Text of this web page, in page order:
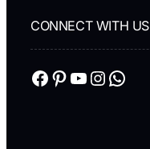
CONNECT WITH US
Facebook Pinterest YouTube Instagram WhatsApp